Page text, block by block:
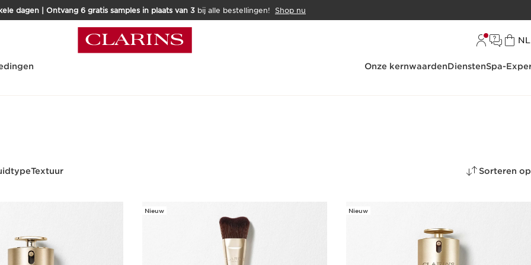
dagen | Ontvang 6 gratis samples in plaats van 3 bij alle bestellingen! Shop nu
NL
Onze kernwaardenDienstenSpa-
Textuur Sorteren op
Nieuw Nieuw